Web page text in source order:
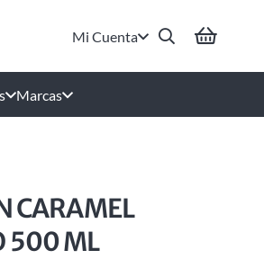
Mi Cuenta
Marcas
CARAMEL
500 ML